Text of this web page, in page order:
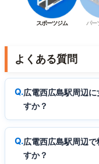
スポーツジム パー
よくある質問
広電西広島駅周辺
すか？
広電西広島駅周辺
すか？